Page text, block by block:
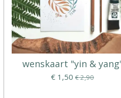
wenskaart "yin &
€ 1,50 € 2,90